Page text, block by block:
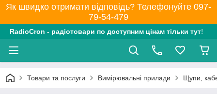
Як швидко отримати відповідь? Телефонуйте 097-
79-54-479
RadioCron - радіотовари по доступним цінам тільки тут!
Товари та послуги Вимірювальні прилади Щупи,